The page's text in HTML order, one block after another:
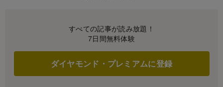
すべての記事が読み放題！
7日間無料体験
ダイヤモンド・プレミアムに登録